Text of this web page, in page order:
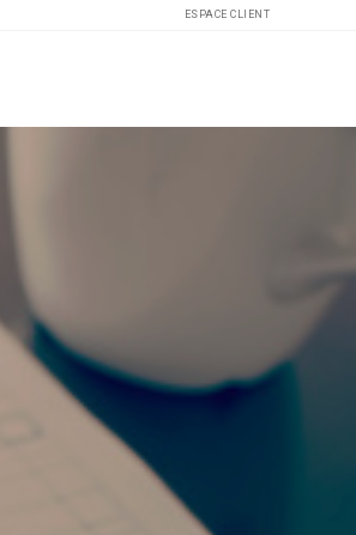
ESPACE CLIENT